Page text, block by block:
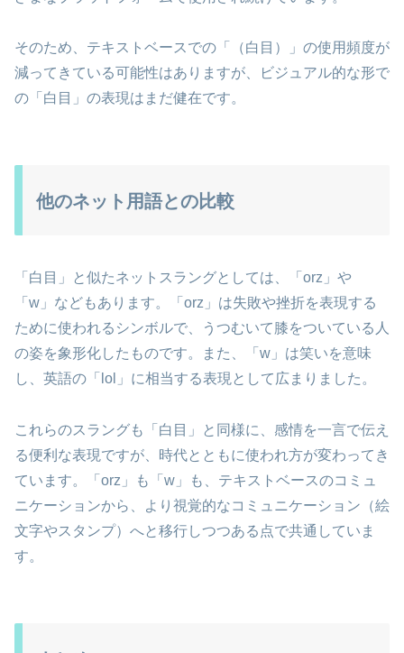
そのため、テキストベースでの「（白目）」の使用頻度が
減ってきている可能性はありますが、ビジュアル的な形で
の「白目」の表現はまだ健在です。
他のネット用語との比較
「白目」と似たネットスラングとしては、「orz」や
「w」などもあります。「orz」は失敗や挫折を表現する
ために使われるシンボルで、うつむいて膝をついている人
の姿を象形化したものです。また、「w」は笑いを意味
し、英語の「lol」に相当する表現として広まりました。
これらのスラングも「白目」と同様に、感情を一言で伝え
る便利な表現ですが、時代とともに使われ方が変わってき
ています。「orz」も「w」も、テキストベースのコミュ
ニケーションから、より視覚的なコミュニケーション（絵
文字やスタンプ）へと移行しつつある点で共通していま
す。